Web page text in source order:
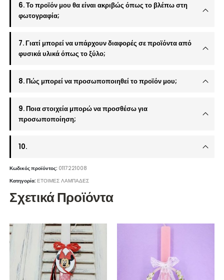
6. Το προϊόν μου θα είναι ακριβώς όπως το βλέπω στη
φωτογραφία;
7. Γιατί μπορεί να υπάρχουν διαφορές σε προϊόντα από
φυσικά υλικά όπως το ξύλο;
8. Πώς μπορεί να προσωποποιηθεί το προϊόν μου;
9. Ποια στοιχεία μπορώ να προσθέσω για
προσωποποίηση;
10.
Κωδικός προϊόντος: 0117221008
Κατηγορία:ΕΤΟΙΜΕΣ ΛΑΜΠΑΔΕΣ
Σχετικά Προϊόντα